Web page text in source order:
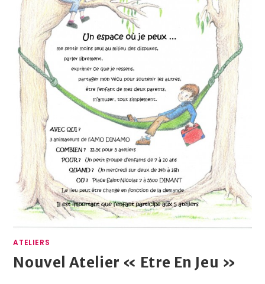
ATELIERS
Nouvel Atelier « Etre En Jeu »